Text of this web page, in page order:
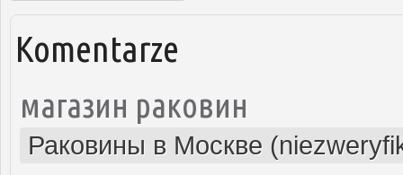
Komentarze
магазин раковин
Раковины в Москве